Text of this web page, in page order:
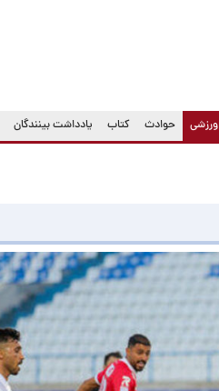
ورزشی
(current) حوادث کتاب یادداشت بینندگان